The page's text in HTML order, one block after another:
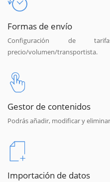
Formas de envío
Configuración de
precio/volumen/transportista.
Gestor de contenidos
Podrás añadir, modificar y
Importación de datos